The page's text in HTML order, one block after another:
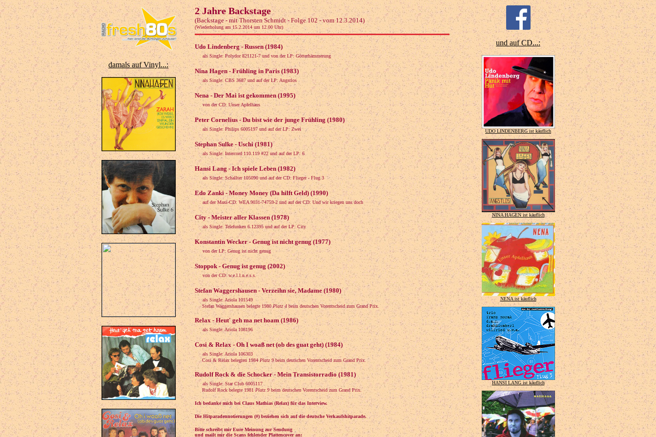
damals auf Vinyl...:
2 Jahre Backstage
(Backstage - mit Thorsten Schmidt - Folge 102 - vom 12.3.2014)
(Wiederholung am 15.2.2014 um 12.00 Uhr)
Udo Lindenberg - Russen (1984)
als Single: Polydor 821121-7 und von der LP: Götterhämmerung
Nina Hagen - Frühling in Paris (1983)
als Single: CBS 3687 und auf der LP: Angstlos
Nena - Der Mai ist gekommen (1995)
von der CD: Unser Apfelhaus
Peter Cornelius - Du bist wie der junge Frühling (1980)
als Single: Philips 6005197 und auf der LP: Zwei
Stephan Sulke - Uschi (1981)
als Single: Intercord 110.119 #22 und auf der LP: 6
Hansi Lang - Ich spiele Leben (1982)
als Single: Schallter 105090 und auf der CD: Flieger - Flug 3
Edo Zanki - Money Money (Da hilft Geld) (1990)
auf der Maxi-CD: WEA 9031-74759-2 und auf der CD: Und wir kriegen uns doch
City - Meister aller Klassen (1978)
als Single: Telefunken 6.12395 und auf der LP: City
Konstantin Wecker - Genug ist nicht genug (1977)
von der LP: Genug ist nicht genug
Stoppok - Genug ist genug (2002)
von der CD: w.e.l.l.n.e.s.s.
Stefan Waggershausen - Verzeihn sie, Madame (1980)
als Single: Ariola 101549
Stefan Waggershausen belegte 1980Platz 4 beim deutschen Vorentscheid zum Grand Prix.
Relax - Heut' geh ma net hoam (1986)
als Single: Ariola 108196
Cosi & Relax - Oh I woaß net (ob des guat geht) (1984)
als Single: Ariola 106303
Cosi & Relax belegten 1984Platz 9beim deutschen Vorentscheid zum Grand Prix.
Rudolf Rock & die Schocker - Mein Transistorradio (1981)
als Single: Star Club 6005117
Rudolf Rock belegte 1981Platz 9 beim deutschen Vorentscheid zum Grand Prix.
Ich bedanke mich bei Claus Mathias (Relax) für das Interview.
Die Hitparadennotierungen (#) beziehen sich auf die deutsche Verkaufshitparade.
Bitte schreibt mir Eure Meinung zur Sendung
und mailt mir die Scans fehlender Plattencover an:
und auf CD...:
UDO LINDENBERG ist käuflich
NINA HAGEN ist käuflich
NENA ist käuflich
HANSI LANG ist käuflich